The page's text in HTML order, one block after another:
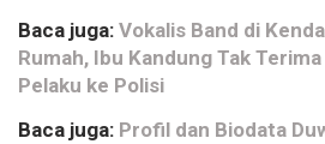
Baca juga: Vokalis Band di
Rumah, Ibu Kandung Tak
Pelaku ke Polisi
Baca juga: Profil dan Biodata